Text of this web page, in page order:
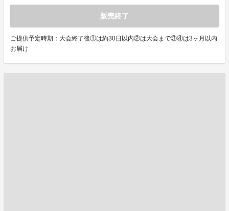
販売終了
ご提供予定時期：大会終了後①は約30日以内②は大会まで③④は3ヶ月以内
お届け